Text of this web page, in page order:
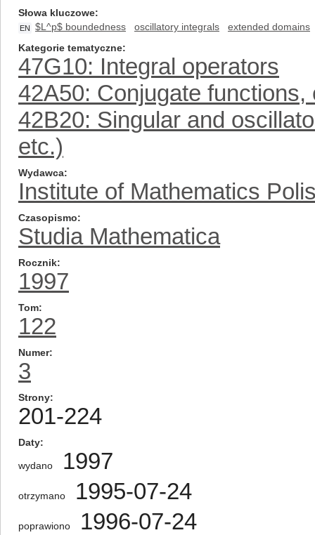
Słowa kluczowe
EN $L^p$ boundedness oscillatory integrals
extended domains
Kategorie tematyczne
47G10: Integral operators
42A50: Conjugate
42B20: Singular and
etc.)
Wydawca
Institute of Mathematics
Czasopismo
Studia Mathematica
Rocznik
1997
Tom
122
Numer
3
Strony
201-224
Daty
wydano 1997
otrzymano 1995-07-24
poprawiono 1996-07-24